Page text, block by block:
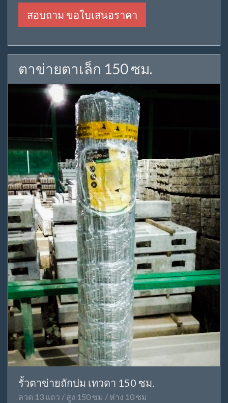
สอบถาม ขอใบเสนอราคา
ตาข่ายตาเล็ก 150 ซม.
รั้วตาข่ายถักปม เทวดา 150 ซม.
ลวด 13 แถว / สูง 150 ซม / ห่าง 10 ซม